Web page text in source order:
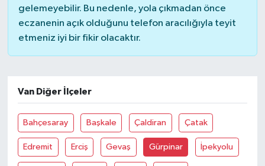
gelemeyebilir. Bu nedenle, yola çıkmadan önce
eczanenin açık olduğunu telefon aracılığıyla teyit
etmeniz iyi bir fikir olacaktır.
Van Diğer İlçeler
Bahçesaray Başkale Çaldiran Çatak
Edremit Erciş Gevaş Gürpinar İpekyolu
TÜRKİYE'DE TREND HABERLER
ÖZEL HABER